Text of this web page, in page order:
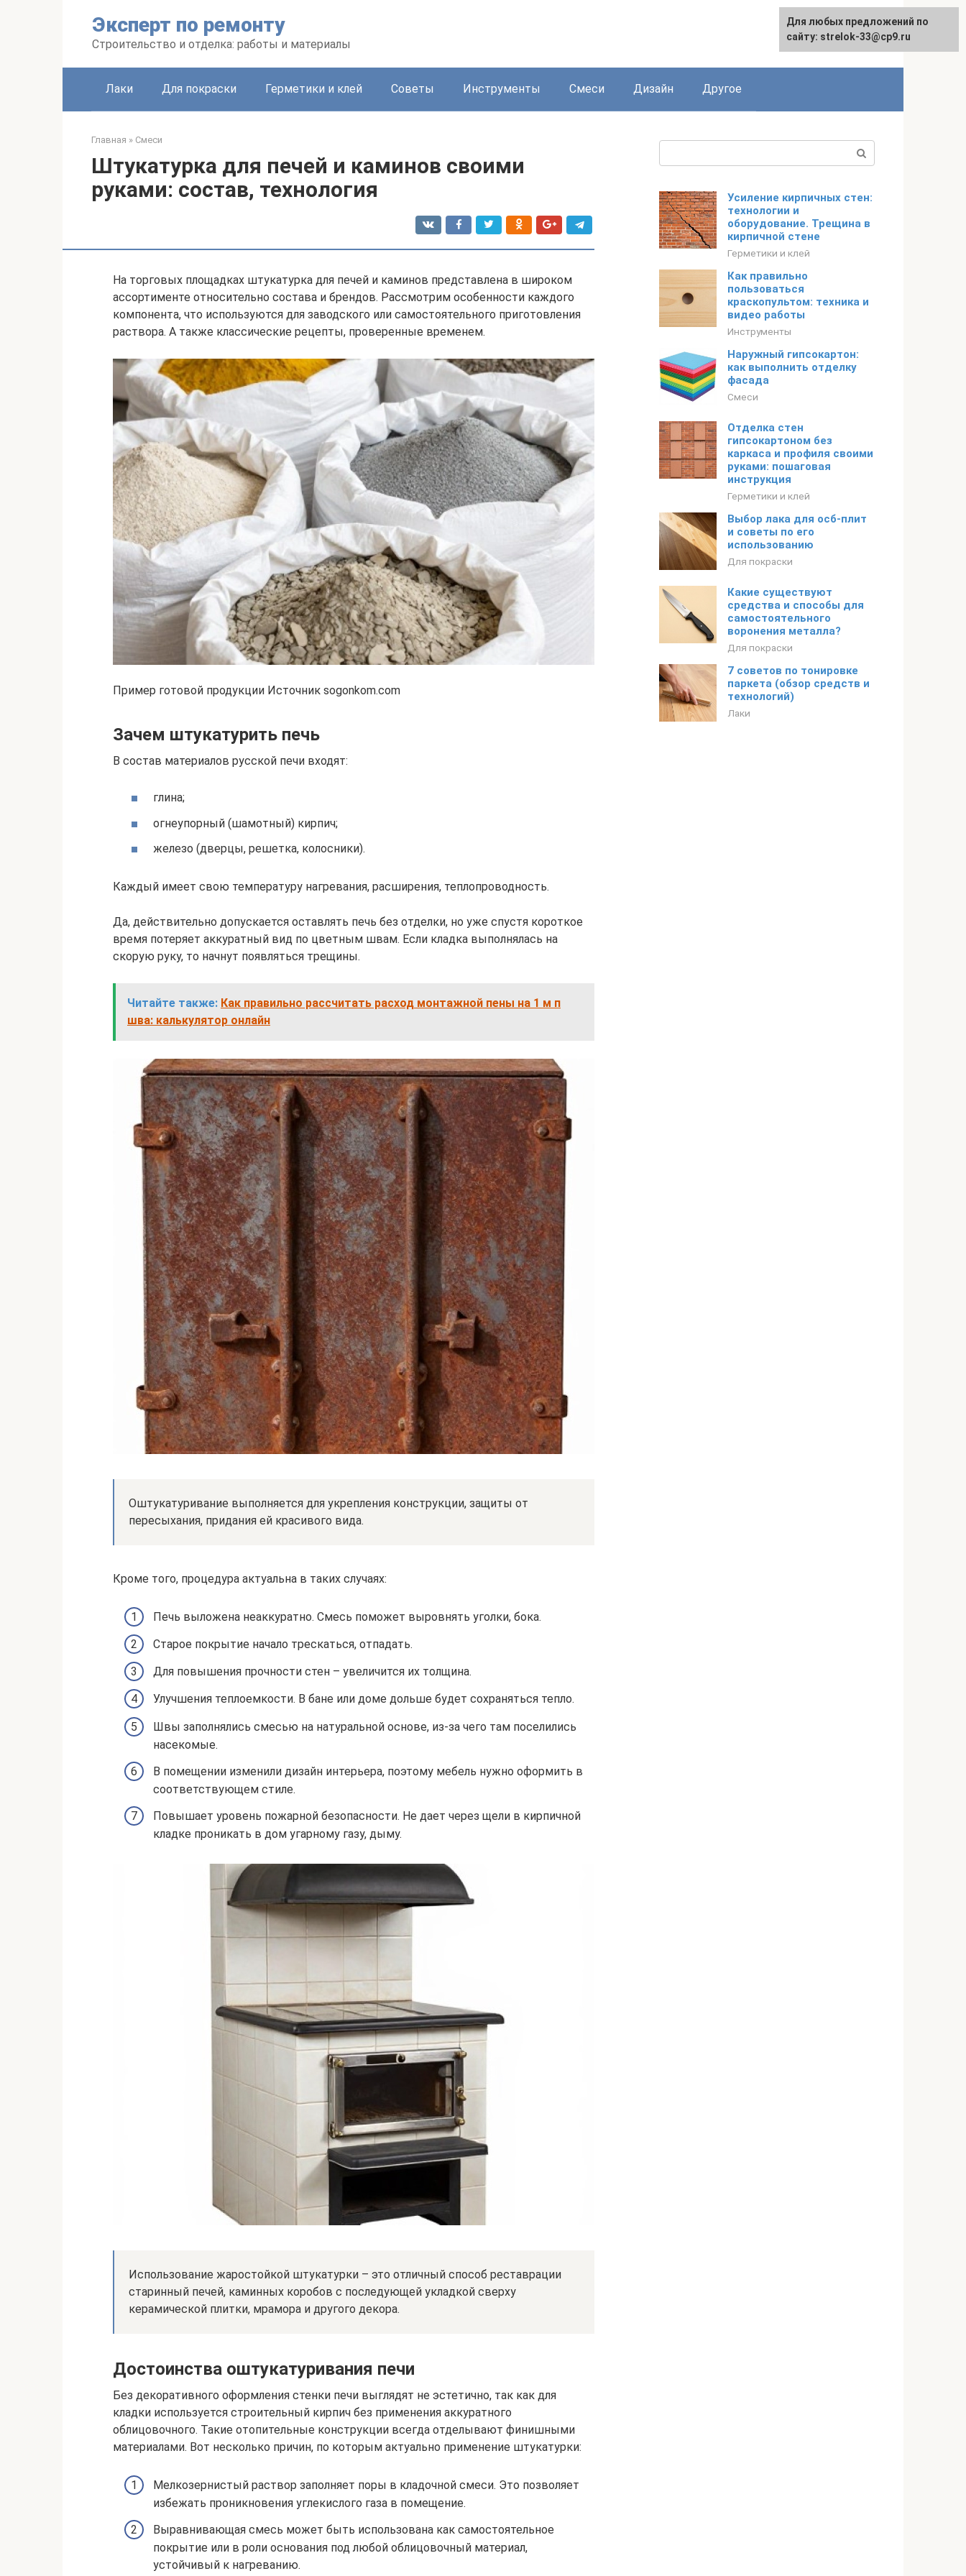
Эксперт по ремонту
Строительство и отделка: работы и материалы
Лаки Для покраски Герметики и клей Советы Инструменты Смеси Дизайн Другое
Главная » Смеси
Штукатурка для печей и каминов своими
руками: состав, технология
На торговых площадках штукатурка для печей и каминов представлена в широком
ассортименте относительно состава и брендов. Рассмотрим особенности каждого
компонента, что используются для заводского или самостоятельного приготовления
раствора. А также классические рецепты, проверенные временем.
Пример готовой продукции Источник sogonkom.com
Зачем штукатурить печь
В состав материалов русской печи входят:
глина;
огнеупорный (шамотный) кирпич;
железо (дверцы, решетка, колосники).
Каждый имеет свою температуру нагревания, расширения, теплопроводность.
Да, действительно допускается оставлять печь без отделки, но уже спустя короткое
время потеряет аккуратный вид по цветным швам. Если кладка выполнялась на
скорую руку, то начнут появляться трещины.
Читайте также: Как правильно рассчитать расход монтажной пены на 1 м п
шва: калькулятор онлайн
Оштукатуривание выполняется для укрепления конструкции, защиты от
пересыхания, придания ей красивого вида.
Кроме того, процедура актуальна в таких случаях:
Печь выложена неаккуратно. Смесь поможет выровнять уголки, бока.
Старое покрытие начало трескаться, отпадать.
Для повышения прочности стен – увеличится их толщина.
Улучшения теплоемкости. В бане или доме дольше будет сохраняться тепло.
Швы заполнялись смесью на натуральной основе, из-за чего там поселились
насекомые.
В помещении изменили дизайн интерьера, поэтому мебель нужно оформить в
соответствующем стиле.
Повышает уровень пожарной безопасности. Не дает через щели в кирпичной
кладке проникать в дом угарному газу, дыму.
Использование жаростойкой штукатурки – это отличный способ реставрации
старинный печей, каминных коробов с последующей укладкой сверху
керамической плитки, мрамора и другого декора.
Достоинства оштукатуривания печи
Без декоративного оформления стенки печи выглядят не эстетично, так как для
кладки используется строительный кирпич без применения аккуратного
облицовочного. Такие отопительные конструкции всегда отделывают финишными
материалами. Вот несколько причин, по которым актуально применение штукатурки:
Мелкозернистый раствор заполняет поры в кладочной смеси. Это позволяет
избежать проникновения углекислого газа в помещение.
Выравнивающая смесь может быть использована как самостоятельное
покрытие или в роли основания под любой облицовочный материал,
устойчивый к нагреванию.
Усиление кирпичных стен:
технологии и
оборудование. Трещина в
кирпичной стене
Герметики и клей
Как правильно
пользоваться
краскопультом: техника и
видео работы
Инструменты
Наружный гипсокартон:
как выполнить отделку
фасада
Смеси
Отделка стен
гипсокартоном без
каркаса и профиля своими
руками: пошаговая
инструкция
Герметики и клей
Выбор лака для осб-плит
и советы по его
использованию
Для покраски
Какие существуют
средства и способы для
самостоятельного
воронения металла?
Для покраски
7 советов по тонировке
паркета (обзор средств и
технологий)
Лаки
Для любых предложений по
сайту: strelok-33@cp9.ru
Для любых предложений по
сайту: strelok-33@cp9.ru